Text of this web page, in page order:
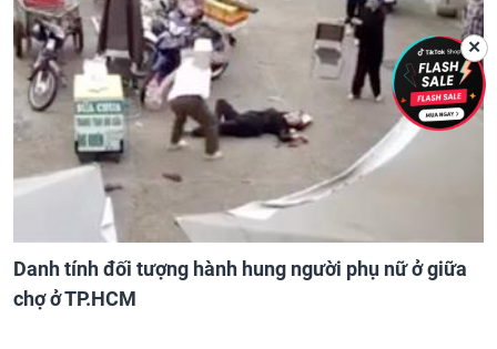
Danh tính đối tượng hành hung người phụ nữ ở giữa
chợ ở TP.HCM
✕